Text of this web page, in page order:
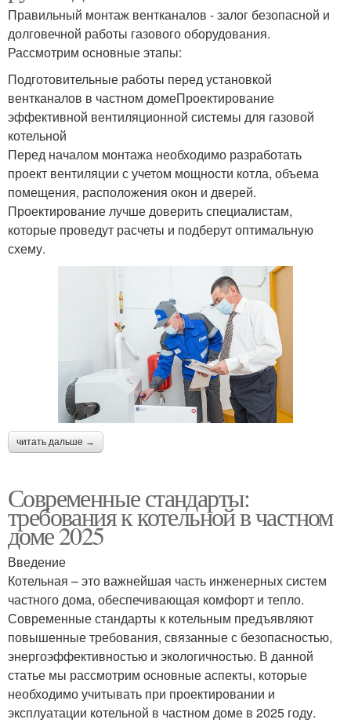
Правильный монтаж вентканалов - залог безопасной и
долговечной работы газового оборудования.
Рассмотрим основные этапы:
Подготовительные работы перед установкой
вентканалов в частном домеПроектирование
эффективной вентиляционной системы для газовой
котельной
Перед началом монтажа необходимо разработать
проект вентиляции с учетом мощности котла, объема
помещения, расположения окон и дверей.
Проектирование лучше доверить специалистам,
которые проведут расчеты и подберут оптимальную
схему.
читать дальше →
Современные стандарты:
требования к котельной в частном
доме 2025
Введение
Котельная – это важнейшая часть инженерных систем
частного дома, обеспечивающая комфорт и тепло.
Современные стандарты к котельным предъявляют
повышенные требования, связанные с безопасностью,
энергоэффективностью и экологичностью. В данной
статье мы рассмотрим основные аспекты, которые
необходимо учитывать при проектировании и
эксплуатации котельной в частном доме в 2025 году.